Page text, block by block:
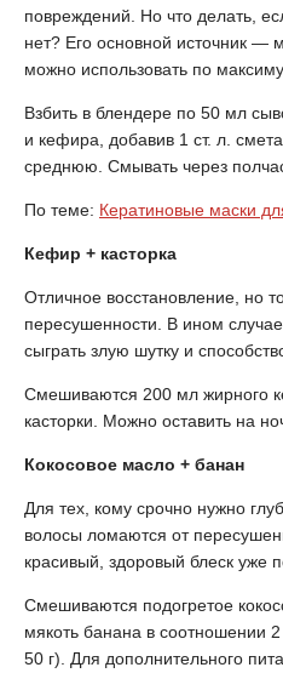
повреждений. Но что делать,
нет? Его основной источник —
можно использовать по
Взбить в блендере по 50 мл
и кефира, добавив 1 ст. л.
среднюю. Смывать через
По теме: Кератиновые маски
Кефир + касторка
Отличное восстановление, но
пересушенности. В ином
сыграть злую шутку и
Смешиваются 200 мл жирного
касторки. Можно оставить на
Кокосовое масло + банан
Для тех, кому срочно нужно
волосы ломаются от
красивый, здоровый блеск уже
Смешиваются подогретое
мякоть банана в соотношении
50 г). Для дополнительного